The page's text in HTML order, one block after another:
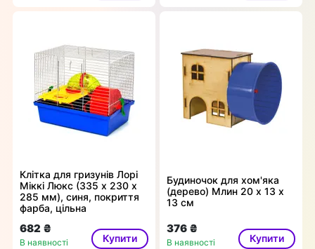
Клітка для гризунів Лорі
Міккі Люкс (335 х 230 х
285 мм), синя, покриття
фарба, цільна
682 ₴
В наявності Купити
Будиночок для хом'яка
(дерево) Млин 20 х 13 х
13 см
376 ₴
В наявності Купити